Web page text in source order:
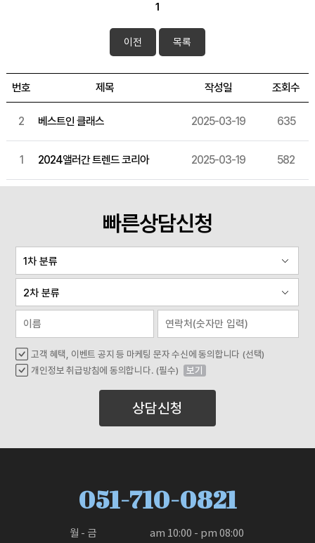
1
이전 목록
번호 제목 작성일 조회수
2 베스트인 클래스 2025-03-19 635
1 2024앨러간 트렌드 코리아 2025-03-19 582
빠른상담신청
고객 혜택, 이벤트 공지 등 마케팅 문자 수신에 동의합니다 (선택)
개인정보 취급방침에 동의합니다. (필수)
보기
상담신청
051-710-0821
월 - 금
am 10:00 - pm 08:00